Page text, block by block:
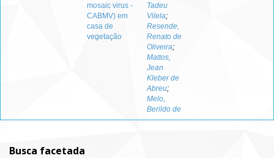
mosaic virus -
CABMV) em
casa de
vegetação
Tadeu
Vilela;
Resende,
Renato de
Oliveira;
Mattos,
Jean
Kleber de
Abreu;
Melo,
Berildo de
Busca facetada